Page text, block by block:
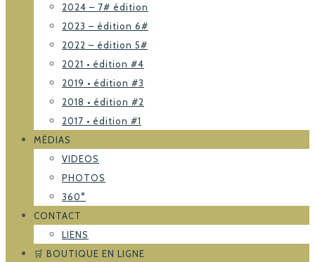
2024 – 7# édition
2023 – édition 6#
2022 – édition 5#
2021 • édition #4
2019 • édition #3
2018 • édition #2
2017 • édition #1
MÉDIAS
VIDEOS
PHOTOS
360°
CONTACT
LIENS
🛒 BOUTIQUE EN LIGNE